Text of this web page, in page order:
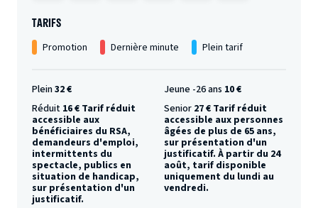
TARIFS
Promotion Dernière minute Plein tarif
Plein32 €
Réduit 16 € Tarif réduit
accessible aux
bénéficiaires du RSA,
demandeurs d'emploi,
intermittents du
spectacle, publics en
situation de handicap,
sur présentation d'un
justificatif.
Jeune -26 ans 10 €
Senior 27 € Tarif réduit
accessible aux personnes
âgées de plus de 65 ans,
sur présentation d'un
justificatif. À partir du 24
août, tarif disponible
uniquement du lundi au
vendredi.